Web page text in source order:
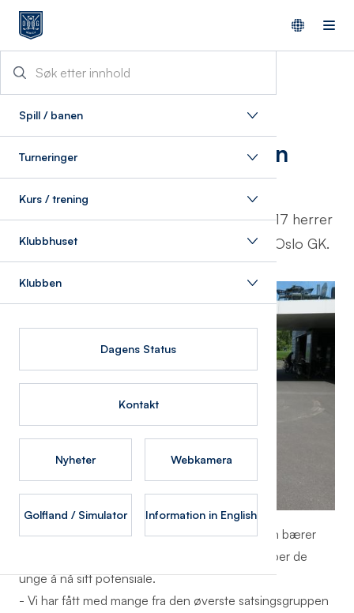
Spill / banen
Turneringer
Kurs / trening
Klubbhuset
Klubben
Dagens Status
Kontakt
Nyheter Webkamera
Golfland / Simulator Information in English
Stor bredde i toppen
Det er gledelig å se startfeltet i
Norgesmesterskapet. Med 12 damer og 17 herrer
er ca. 20 prosent av alle deltagerne fra Oslo GK.
Dette er et tegn på at idrettssatsingen i klubben bærer
frukter. Trening over tid med dyktige proer hjelper de
unge å nå sitt potensiale.
- Vi har fått med mange fra den øverste satsingsgruppen